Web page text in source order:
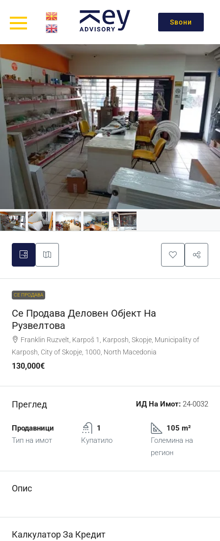
Ѕвони
СЕ ПРОДАВА
Се Продава Деловен Објект На
Рузвелтова
Franklin Ruzvelt, Karpoš 1, Karposh, Skopje, Municipality of
Karposh, City of Skopje, 1000, North Macedonia
130,000€
Преглед ИД На Имот: 24-0032
Продавници
Тип на имот
1
Купатило
105 m²
Големина на
регион
Опис
Калкулатор За Кредит